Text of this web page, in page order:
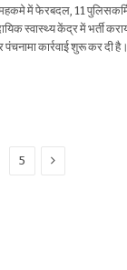
में फेरबदल, 11
स्वास्थ्य केंद्र में भर्ती
कार्रवाई शुरू कर दी
5 Next